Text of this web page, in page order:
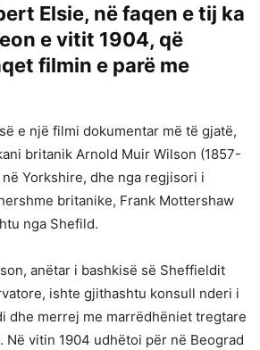
Elsie, në faqen e tij ka
e vitit 1904, që
filmin e parë me
e një filmi dokumentar më të gjatë,
britanik Arnold Muir Wilson (1857-
Yorkshire, dhe nga regjisori i
britanike, Frank Mottershaw
nga Shefild.
anëtar i bashkisë së Sheffieldit
ishte gjithashtu konsull nderi i
dhe merrej me marrëdhëniet tregtare
Në vitin 1904 udhëtoi për në Beograd